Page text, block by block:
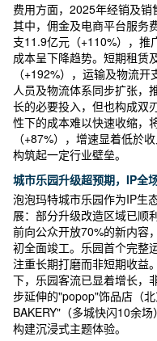
费用方面，2025年经销及销
其中，佣金及电商平台服务
支11.9亿元（+110%），推
成本呈下降趋势。短期租赁
（+192%），运输及物流
人员及物流体系同步扩张，
长的必要投入，但也构成
性下的成本难以快速收缩，
（+87%），增速显着低於
构筑起一定行业壁垒。
城市乐园升级超预期，IP全
泡泡玛特城市乐园作为IP生
展：部分升级改造区域已顺
前向公众开放70%的新内容
初全面竣工。乐园首个完整
注重长期打磨而非短期收益
下，乐园客流已显着增长，
步延伸的"popop"饰品店（
BAKERY"（多城快闪10余
构建沉浸式主题体验。